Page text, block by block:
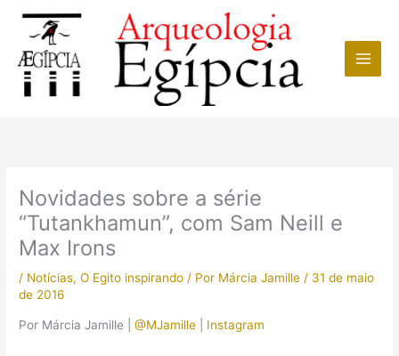
conteúdo
Novidades sobre a série
“Tutankhamun”, com Sam Neill e
Max Irons
/ Notícias,O Egito inspirando / Por Márcia Jamille / 31 de maio
de 2016
Por Márcia Jamille |@MJamille Instagram